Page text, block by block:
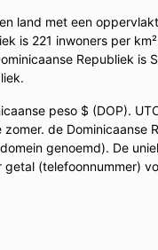
land met een
is 221 inwoners per
Republiek is
peso $ (DOP).
de Dominicaanse
genoemd). De
(telefoonnummer)